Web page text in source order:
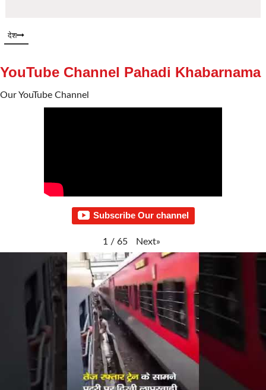
देश
YouTube Channel Pahadi Khabarnama
Our YouTube Channel
Subscribe Our channel
1 / 65 Next»